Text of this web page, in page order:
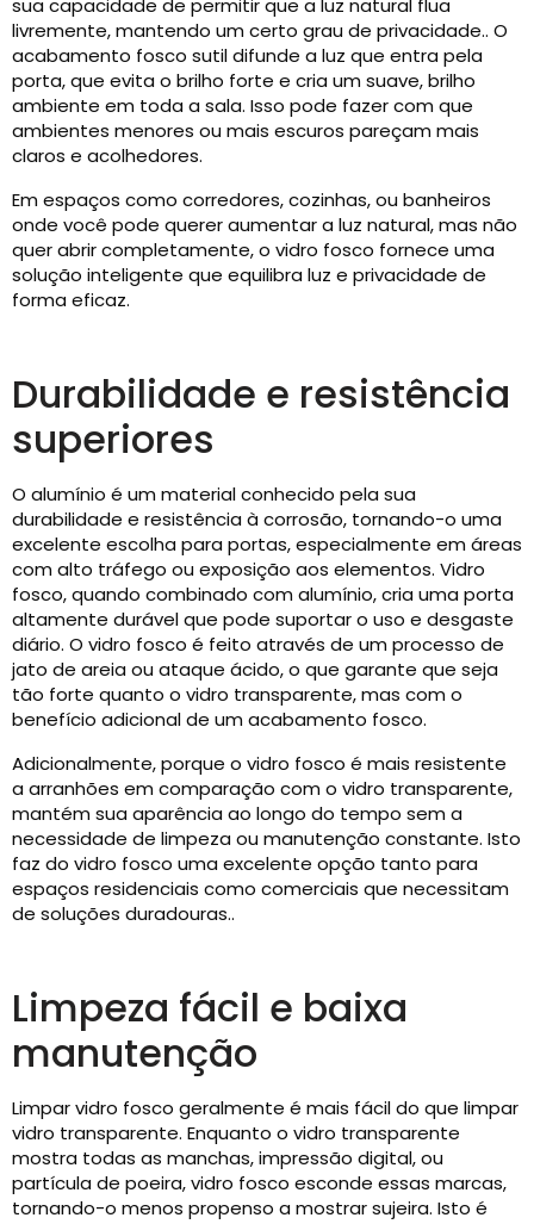
sua capacidade de permitir que a luz natural flua
livremente, mantendo um certo grau de privacidade.. O
acabamento fosco sutil difunde a luz que entra pela
porta, que evita o brilho forte e cria um suave, brilho
ambiente em toda a sala. Isso pode fazer com que
ambientes menores ou mais escuros pareçam mais
claros e acolhedores.
Em espaços como corredores, cozinhas, ou banheiros
onde você pode querer aumentar a luz natural, mas não
quer abrir completamente, o vidro fosco fornece uma
solução inteligente que equilibra luz e privacidade de
forma eficaz.
Durabilidade e resistência
superiores
O alumínio é um material conhecido pela sua
durabilidade e resistência à corrosão, tornando-o uma
excelente escolha para portas, especialmente em áreas
com alto tráfego ou exposição aos elementos. Vidro
fosco, quando combinado com alumínio, cria uma porta
altamente durável que pode suportar o uso e desgaste
diário. O vidro fosco é feito através de um processo de
jato de areia ou ataque ácido, o que garante que seja
tão forte quanto o vidro transparente, mas com o
benefício adicional de um acabamento fosco.
Adicionalmente, porque o vidro fosco é mais resistente
a arranhões em comparação com o vidro transparente,
mantém sua aparência ao longo do tempo sem a
necessidade de limpeza ou manutenção constante. Isto
faz do vidro fosco uma excelente opção tanto para
espaços residenciais como comerciais que necessitam
de soluções duradouras..
Limpeza fácil e baixa
manutenção
Limpar vidro fosco geralmente é mais fácil do que limpar
vidro transparente. Enquanto o vidro transparente
mostra todas as manchas, impressão digital, ou
partícula de poeira, vidro fosco esconde essas marcas,
tornando-o menos propenso a mostrar sujeira. Isto é